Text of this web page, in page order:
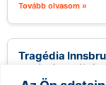
Tovább olvasom »
Tragédia
segítségnyújtás